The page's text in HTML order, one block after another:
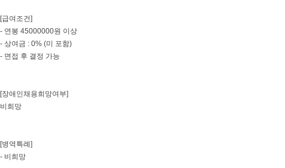
[급여조건]
- 연봉 45000000원 이상
- 상여금 : 0% (미 포함)
- 면접 후 결정 가능
[장애인채용희망여부]
비희망
[병역특례]
- 비희망